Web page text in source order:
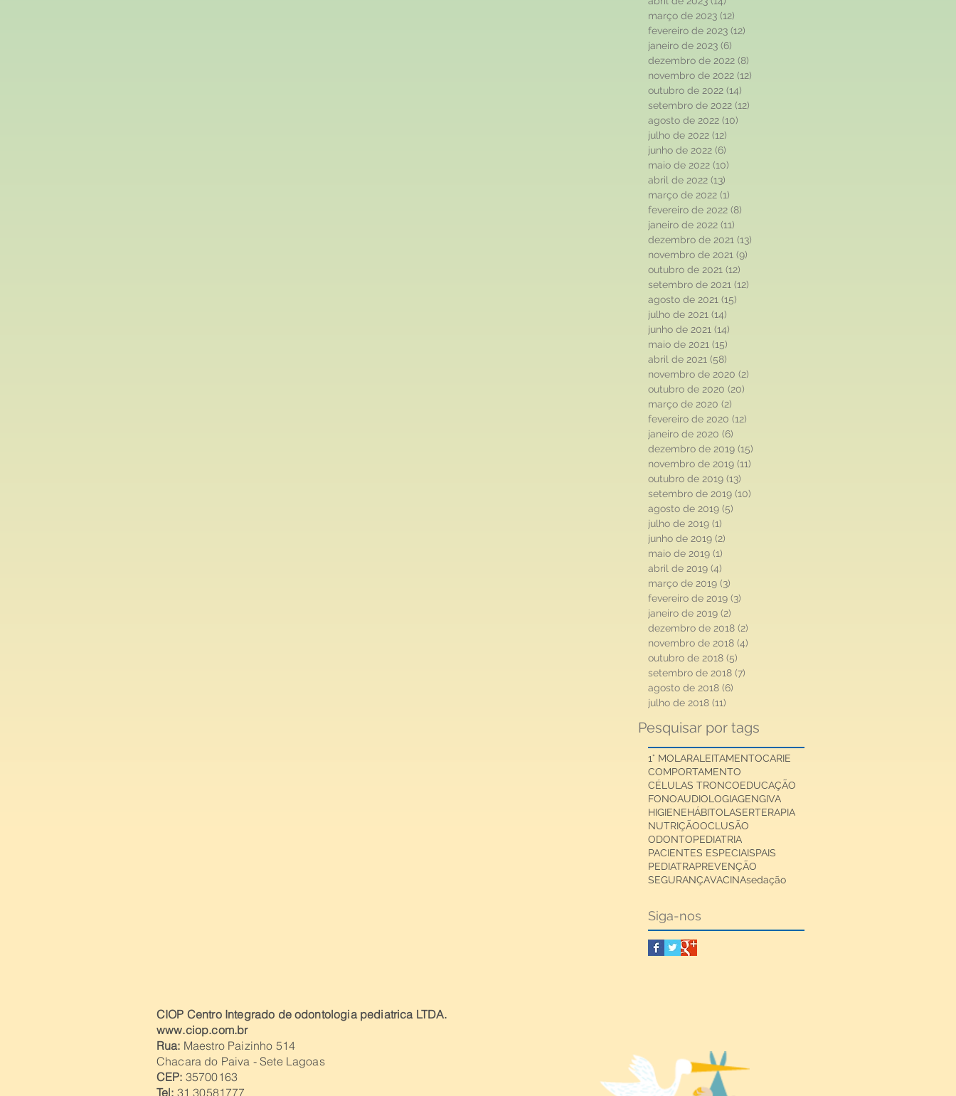
março de 2023 (12)
fevereiro de 2023 (12)
janeiro de 2023 (6)
dezembro de 2022 (8)
novembro de 2022 (12)
outubro de 2022 (14)
setembro de 2022 (12)
agosto de 2022 (10)
julho de 2022 (12)
junho de 2022 (6)
maio de 2022 (10)
abril de 2022 (13)
março de 2022 (1)
fevereiro de 2022 (8)
janeiro de 2022 (11)
dezembro de 2021 (13)
novembro de 2021 (9)
outubro de 2021 (12)
setembro de 2021 (12)
agosto de 2021 (15)
julho de 2021 (14)
junho de 2021 (14)
maio de 2021 (15)
abril de 2021 (58)
novembro de 2020 (2)
outubro de 2020 (20)
março de 2020 (2)
fevereiro de 2020 (12)
janeiro de 2020 (6)
dezembro de 2019 (15)
novembro de 2019 (11)
outubro de 2019 (13)
setembro de 2019 (10)
agosto de 2019 (5)
julho de 2019 (1)
junho de 2019 (2)
maio de 2019 (1)
abril de 2019 (4)
março de 2019 (3)
fevereiro de 2019 (3)
janeiro de 2019 (2)
dezembro de 2018 (2)
novembro de 2018 (4)
outubro de 2018 (5)
setembro de 2018 (7)
agosto de 2018 (6)
julho de 2018 (11)
Pesquisar por tags
1° MOLARALEITAMENTOCARIE
COMPORTAMENTO
CÉLULAS TRONCOEDUCAÇÃO
FONOAUDIOLOGIAGENGIVA
HIGIENEHÁBITOLASERTERAPIA
NUTRIÇÃOOCLUSÃO
ODONTOPEDIATRIA
PACIENTES ESPECIAISPAIS
PEDIATRAPREVENÇÃO
SEGURANÇAVACINAsedação
Siga-nos
CIOP Centro Integrado de odontologia pediatrica LTDA.
www.ciop.com.br
Rua: Maestro Paizinho 514
Chacara do Paiva - Sete Lagoas
CEP: 35700163
Tel: 31 30581777